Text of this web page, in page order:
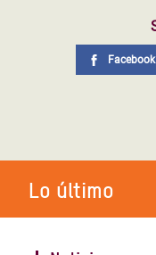
Facebook
Lo último